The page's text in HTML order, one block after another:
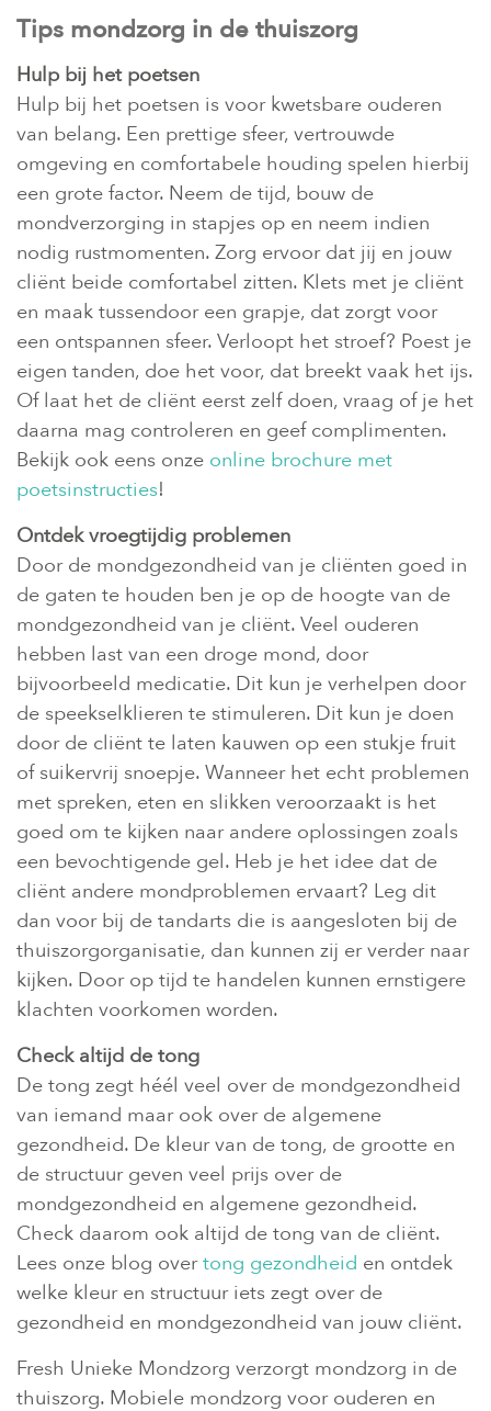
Tips mondzorg in de thuiszorg
Hulp bij het poetsen
Hulp bij het poetsen is voor kwetsbare ouderen
van belang. Een prettige sfeer, vertrouwde
omgeving en comfortabele houding spelen hierbij
een grote factor. Neem de tijd, bouw de
mondverzorging in stapjes op en neem indien
nodig rustmomenten. Zorg ervoor dat jij en jouw
cliënt beide comfortabel zitten. Klets met je cliënt
en maak tussendoor een grapje, dat zorgt voor
een ontspannen sfeer. Verloopt het stroef? Poest je
eigen tanden, doe het voor, dat breekt vaak het ijs.
Of laat het de cliënt eerst zelf doen, vraag of je het
daarna mag controleren en geef complimenten.
Bekijk ook eens onze online brochure met
poetsinstructies!
Ontdek vroegtijdig problemen
Door de mondgezondheid van je cliënten goed in
de gaten te houden ben je op de hoogte van de
mondgezondheid van je cliënt. Veel ouderen
hebben last van een droge mond, door
bijvoorbeeld medicatie. Dit kun je verhelpen door
de speekselklieren te stimuleren. Dit kun je doen
door de cliënt te laten kauwen op een stukje fruit
of suikervrij snoepje. Wanneer het echt problemen
met spreken, eten en slikken veroorzaakt is het
goed om te kijken naar andere oplossingen zoals
een bevochtigende gel. Heb je het idee dat de
cliënt andere mondproblemen ervaart? Leg dit
dan voor bij de tandarts die is aangesloten bij de
thuiszorgorganisatie, dan kunnen zij er verder naar
kijken. Door op tijd te handelen kunnen ernstigere
klachten voorkomen worden.
Check altijd de tong
De tong zegt héél veel over de mondgezondheid
van iemand maar ook over de algemene
gezondheid. De kleur van de tong, de grootte en
de structuur geven veel prijs over de
mondgezondheid en algemene gezondheid.
Check daarom ook altijd de tong van de cliënt.
Lees onze blog overtong gezondheid en ontdek
welke kleur en structuur iets zegt over de
gezondheid en mondgezondheid van jouw cliënt.
Fresh Unieke Mondzorg verzorgt mondzorg in de
thuiszorg. Mobiele mondzorg voor ouderen en